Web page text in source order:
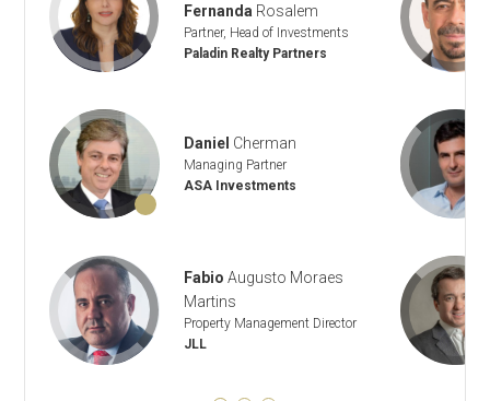
Fernanda Rosalem
Partner, Head of Investments
Paladin Realty Partners
Daniel Cherman
Managing Partner
ASA Investments
Fabio Augusto Moraes
Martins
Property Management Director
JLL